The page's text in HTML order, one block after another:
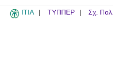
ITIA ΤΥΠΠΕΡ Σχ.